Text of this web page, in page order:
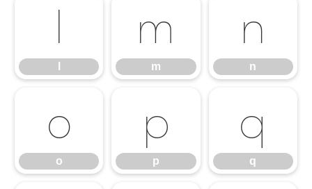
l m
m
n
n
o
o
p
p
q
q